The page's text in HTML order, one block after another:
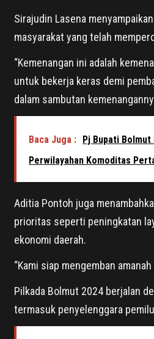
Sirajudin Lasena
masyarakat yang telah
“Kemenangan ini adalah
untuk bekerja keras demi
dalam sambutan
Baca Juga : Pj Bupati
Perwilayahan Komoditas
Aditia Pontoh juga
prioritas seperti peningkatan
ekonomi daerah.
“Kami siap mengemban
Pilkada Bolmut 2024 berjalan
termasuk penyelenggara